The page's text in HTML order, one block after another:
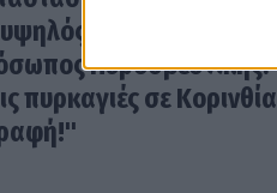
κίνδυνος
πυρκαγιές σε